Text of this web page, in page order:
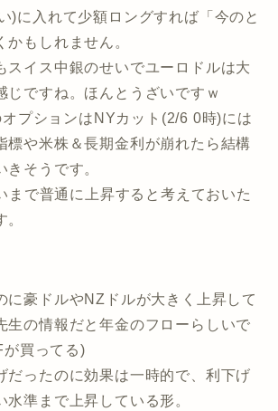
)に入れて少額ロングすれば「今のと
かもしれません。
スイス中銀のせいでユーロドルは大
じですね。ほんとうざいですｗ
プションはNYカット(2/6 0時)には
標や米株＆長期金利が崩れたら結構
きそうです。
まで普通に上昇すると考えておいた
に豪ドルやNZドルが大きく上昇して
生の情報だと年金のフローらしいで
買ってる)
だったのに効果は一時的で、利下げ
水準まで上昇している形。